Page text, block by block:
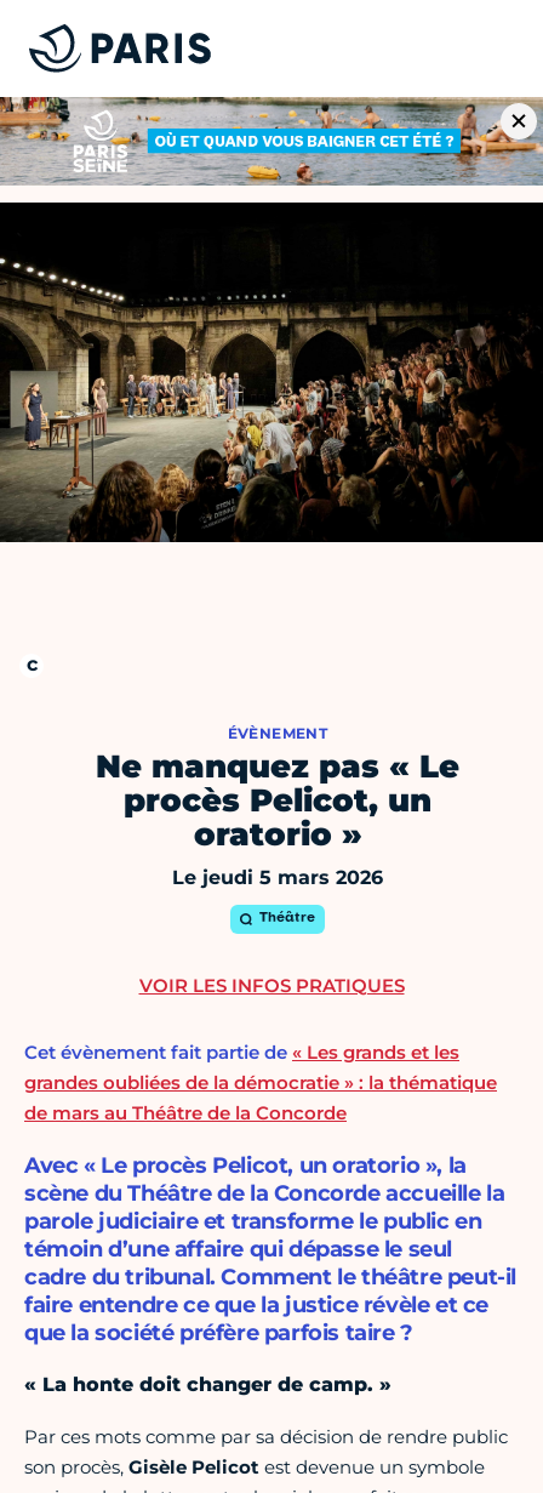
ÉVÈNEMENT
Ne manquez pas « Le
procès Pelicot, un
oratorio »
Le jeudi 5 mars 2026
Théâtre
Cet évènement fait partie de « Les grands et les
grandes oubliées de la démocratie » : la thématique
de mars au Théâtre de la Concorde
Avec « Le procès Pelicot, un oratorio », la
scène du Théâtre de la Concorde accueille la
parole judiciaire et transforme le public en
témoin d’une affaire qui dépasse le seul
cadre du tribunal. Comment le théâtre peut-il
faire entendre ce que la justice révèle et ce
que la société préfère parfois taire ?
« La honte doit changer de camp. »
Par ces mots comme par sa décision de rendre public
son procès, Gisèle Pelicot est devenue un symbole
VOIR LES INFOS PRATIQUES